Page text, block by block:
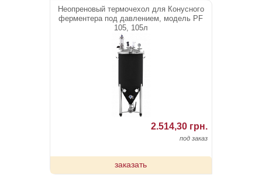
Неопреновый термочехол для Конусного
ферментера под давлением, модель PF
105, 105л
2.514,30 грн.
под заказ
заказать